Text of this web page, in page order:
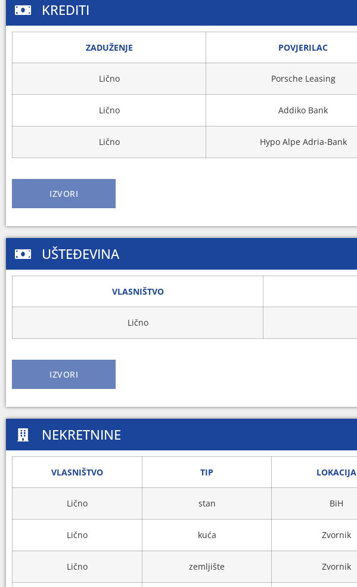
KREDITI
ZADUŽENJE POVJERILAC
Lično Porsche Leasing
Lično Addiko Bank
Lično Hypo Alpe Adria-Bank
IZVORI
UŠTEĐEVINA
VLASNIŠTVO
Lično
IZVORI
NEKRETNINE
VLASNIŠTVO TIP LOKACIJA
Lično stan BiH
Lično kuća Zvornik
Lično zemljište Zvornik